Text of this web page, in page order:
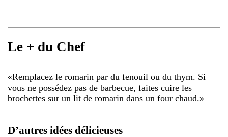
Le + du Chef
«Remplacez le romarin par du fenouil ou du thym. Si
vous ne possédez pas de barbecue, faites cuire les
brochettes sur un lit de romarin dans un four chaud.»
D’autres idées délicieuses